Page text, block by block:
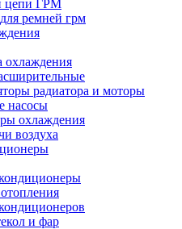
цепи ГРМ
ремней грм
охлаждения
радиатора и моторы
насосы
охлаждения
воздуха
и фар